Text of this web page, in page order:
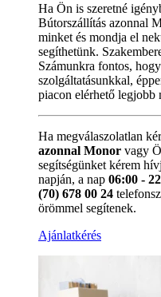
Ha Ön is szeretné
Bútorszállítás azonnal
minket és mondja el
segíthetünk.
Számunkra fontos,
szolgáltatásunkkal,
piacon elérhető legjobb
Ha megválaszolatlan
azonnal Monor vagy
segítségünket kérem
napján, a nap 06:00 -
(70) 678 00 24
örömmel segítenek.
Ajánlatkérés